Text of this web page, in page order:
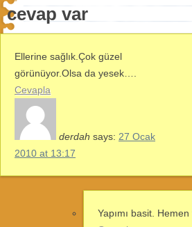
cevap var
Ellerine sağlık.Çok güzel
görünüyor.Olsa da yesek….
Cevapla
derdah says: 27 Ocak
2010 at 13:17
Yapımı basit.